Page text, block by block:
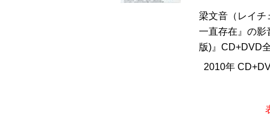
梁文音（レイチ
一直存在』の影
版)』CD+DVD
2010年